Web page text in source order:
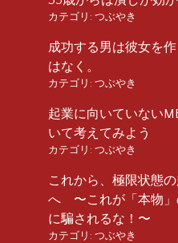
カテゴリ: つぶやき
成功する男は彼女を
はなく。
カテゴリ: つぶやき
起業に向いていない
いて考えてみよう
カテゴリ: つぶやき
これから、極限状態
へ 〜これが「本物」
に騙されるな！〜
カテゴリ: つぶやき